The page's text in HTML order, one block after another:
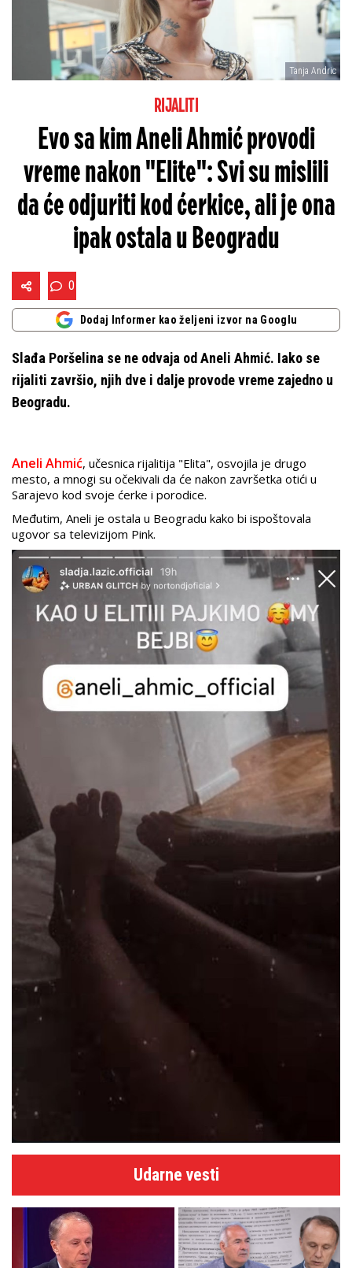
Tanja Andric
RIJALITI
Evo sa kim Aneli Ahmić provodi
vreme nakon "Elite": Svi su mislili
da će odjuriti kod ćerkice, ali je ona
ipak ostala u Beogradu
0
Dodaj Informer kao željeni izvor na Googlu
Slađa Poršelina se ne odvaja od Aneli Ahmić. Iako se
rijaliti završio, njih dve i dalje provode vreme zajedno u
Beogradu.
Aneli Ahmić, učesnica rijalitija "Elita", osvojila je drugo
mesto, a mnogi su očekivali da će nakon završetka otići u
Sarajevo kod svoje ćerke i porodice.
Međutim, Aneli je ostala u Beogradu kako bi ispoštovala
ugovor sa televizijom Pink.
Udarne vesti